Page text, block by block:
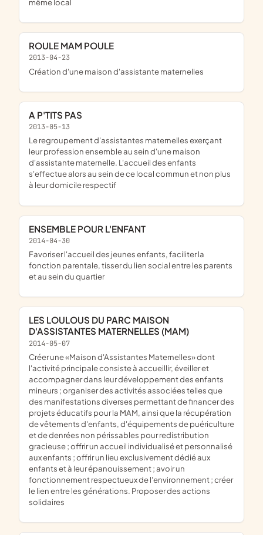
ROULE MAM POULE
2013-04-23
création d'une maison d'assistante maternelles
A P'TITS PAS
2013-05-13
le regroupement d'assistantes maternelles exerçant
leur profession ensemble au sein d'une maison
d'assistante maternelle. L'accueil des enfants
s'effectue alors au sein de ce local commun et non plus
à leur domicile respectif
ENSEMBLE POUR L'ENFANT
2014-04-30
favoriser l'accueil des jeunes enfants, faciliter la
fonction parentale, tisser du lien social entre les parents
et au sein du quartier
LES LOULOUS DU PARC MAISON
D'ASSISTANTES MATERNELLES (MAM)
2014-05-07
créer une «Maison d'Assistantes Maternelles» dont
l'activité principale consiste à accueillir, éveiller et
accompagner dans leur développement des enfants
mineurs ; organiser des activités associées telles que
des manifestations diverses permettant de financer des
projets éducatifs pour la MAM, ainsi que la récupération
de vêtements d'enfants, d'équipements de puériculture
et de denrées non périssables pour redistribution
gracieuse ; offrir un accueil individualisé et personnalisé
aux enfants ; offrir un lieu exclusivement dédié aux
enfants et à leur épanouissement ; avoir un
fonctionnement respectueux de l'environnement ; créer
le lien entre les générations. Proposer des actions
solidaires